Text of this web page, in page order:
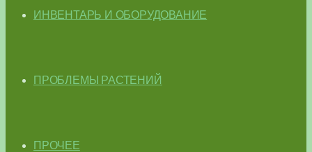
ИНВЕНТАРЬ И ОБОРУДОВАНИЕ
ПРОБЛЕМЫ РАСТЕНИЙ
ПРОЧЕЕ